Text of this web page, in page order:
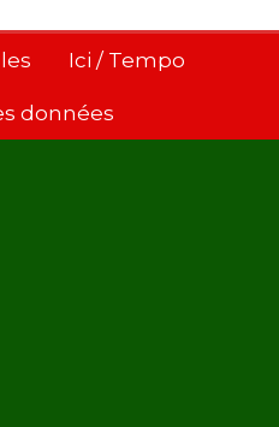
Ici / Tempo
données